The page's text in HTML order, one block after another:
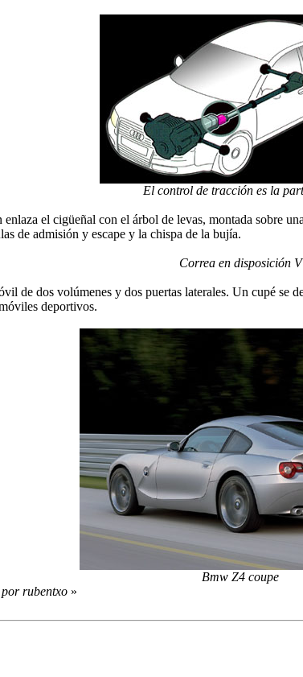
El control de tracción es la
el cigüeñal con el árbol de levas, montada sobre
de admisión y escape y la chispa de la bujía.
Correa en disposición V
de dos volúmenes y dos puertas laterales. Un cupé se
deportivos.
Bmw Z4 coupe
rubentxo »